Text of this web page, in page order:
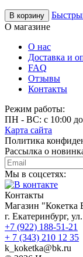
В корзину
О магазине
О нас
Доставка и
FAQ
Отзывы
Контакты
Режим работы:
ПН - ВС: с 10:00
Карта сайта
Политика
Рассылка о
Мы в соцсетях:
Контакты
Магазин "Кокетка
г. Екатеринбург,
+7 (922) 188-51-21
+ 7 (343) 210 12 35
k_koketka@bk.ru